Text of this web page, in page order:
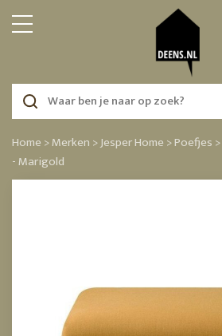
Home >Merken >Jesper Home >Poefjes >
- Marigold